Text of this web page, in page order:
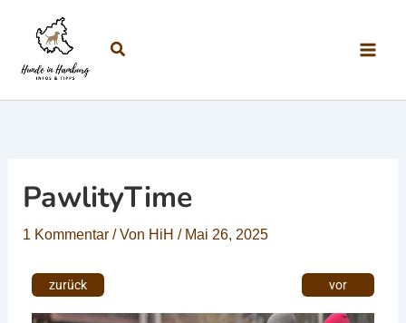
Suchen
PawlityTime
1 Kommentar / Von HiH / Mai 26, 2025